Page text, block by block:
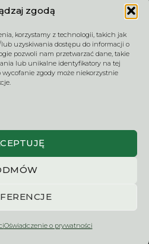
zgodą
korzystamy z technologii, takich jak
uzyskiwania dostępu do informacji o
pozwoli nam przetwarzać dane, takie
lub unikalne identyfikatory na tej
zgody może niekorzystnie
Oświadczenie o prywatności
REGULAMIN
SPRZEDAŻY
sp. z o.o. – dekoracje na
i logo 3D na wymiar. Od
i produkujemy rozwiązania
firm i instytucji.